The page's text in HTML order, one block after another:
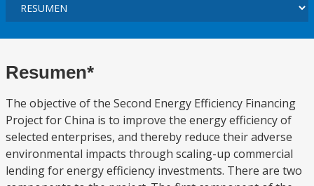
Resumen*
The objective of the Second Energy Efficiency Financing
Project for China is to improve the energy efficiency of
selected enterprises, and thereby reduce their adverse
environmental impacts through scaling-up commercial
lending for energy efficiency investments. There are two